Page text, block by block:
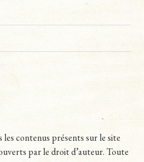
contenus présents sur le site
par le droit d’auteur. Toute